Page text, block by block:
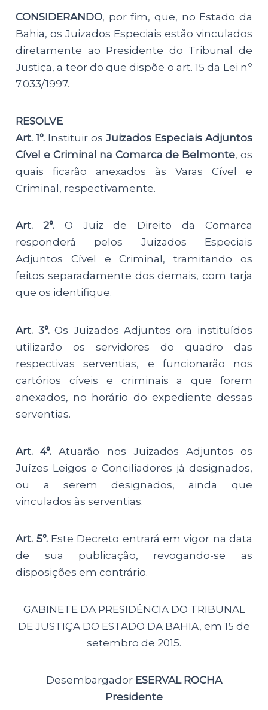
CONSIDERANDO, por fim, que, no Estado da
Bahia, os Juizados Especiais estão vinculados
diretamente ao Presidente do Tribunal de
Justiça, a teor do que dispõe o art. 15 da Lei nº
7.033/1997.
RESOLVE
Art. 1°. Instituir os Juizados Especiais Adjuntos
Cível e Criminal na Comarca de Belmonte, os
quais ficarão anexados às Varas Cível e
Criminal, respectivamente.
Art. 2°. O Juiz de Direito da Comarca
responderá pelos Juizados Especiais
Adjuntos Cível e Criminal, tramitando os
feitos separadamente dos demais, com tarja
que os identifique.
Art. 3°.Os Juizados Adjuntos ora instituídos
utilizarão os servidores do quadro das
respectivas serventias, e funcionarão nos
cartórios cíveis e criminais a que forem
anexados, no horário do expediente dessas
serventias.
Art. 4°. Atuarão nos Juizados Adjuntos os
Juízes Leigos e Conciliadores já designados,
ou a serem designados, ainda que
vinculados às serventias.
Art. 5°. Este Decreto entrará em vigor na data
de sua publicação, revogando-se as
disposições em contrário.
GABINETE DA PRESIDÊNCIA DO TRIBUNAL
DE JUSTIÇA DO ESTADO DA BAHIA, em 15 de
setembro de 2015.
Desembargador ESERVAL ROCHA
Presidente